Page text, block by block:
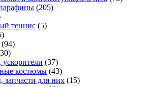
(205)
теннис (5)
(94)
(37)
костюмы (43)
запчасти для них (15)